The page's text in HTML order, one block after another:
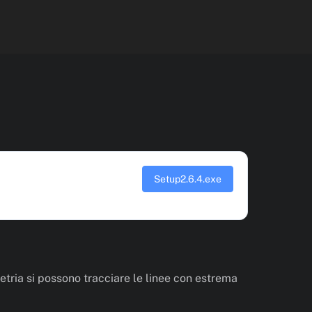
Setup2.6.4.exe
si possono tracciare le linee con estrema